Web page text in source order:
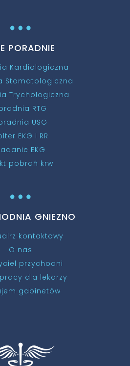
…
PORADNIE
Kardiologiczna
Stomatologiczna
Trychologiczna
RTG
USG
EKG i RR
EKG
pobrań krwi
…
GNIEZNO
kontaktowy
O nas
przychodni
dla lekarzy
gabinetów